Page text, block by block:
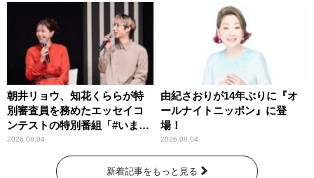
朝井リョウ、知花くららが特
別審査員を務めたエッセイコ
ンテストの特別番組「#いまあ
なたに伝えたいこと」
2026.08.04
由紀さおりが14年ぶりに『オ
ールナイトニッポン』に登
場！
2026.08.04
新着記事をもっと見る